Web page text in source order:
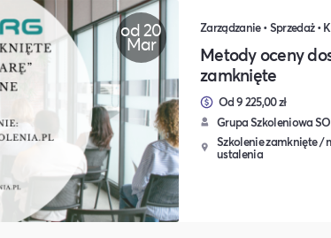
od 20
Mar
Metody oceny
zamknięte
Od 9 225,00 zł
Grupa Szkoleniowa
Szkolenie zamknięte /
ustalenia